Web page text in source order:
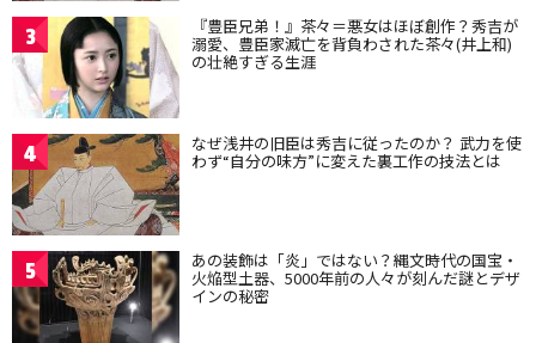
3 『豊臣兄弟！』茶々＝悪女はほぼ創作？秀吉が
溺愛、豊臣家滅亡を背負わされた茶々(井上和)
の壮絶すぎる生涯
4 なぜ浅井の旧臣は秀吉に従ったのか？ 武力を使
わず“自分の味方”に変えた裏工作の技法とは
5 あの装飾は「炎」ではない？縄文時代の国宝・
火焔型土器、5000年前の人々が刻んだ謎とデザ
インの秘密